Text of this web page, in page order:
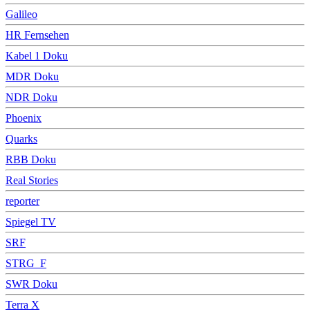
Galileo
HR Fernsehen
Kabel 1 Doku
MDR Doku
NDR Doku
Phoenix
Quarks
RBB Doku
Real Stories
reporter
Spiegel TV
SRF
STRG_F
SWR Doku
Terra X